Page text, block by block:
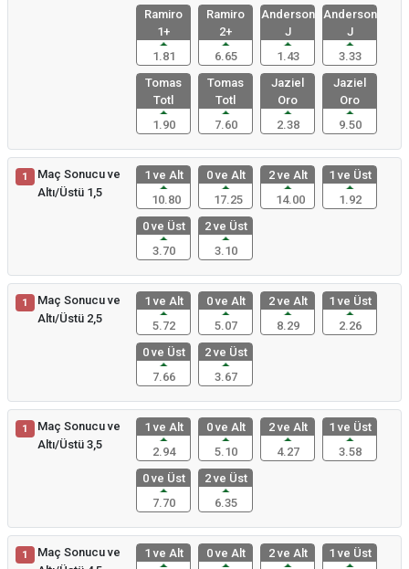
Ramiro
1+
1.81
Ramiro
2+
6.65
Anderson
J
1.43
Anderson
J
3.33
Tomas
Totl
1.90
Tomas
Totl
7.60
Jaziel
Oro
2.38
Jaziel
Oro
9.50
1
Maç Sonucu ve
Altı/Üstü 1,5
1 ve Alt
10.80
0 ve Alt
17.25
2 ve Alt
14.00
1 ve Üst
1.92
0 ve Üst
3.70
2 ve Üst
3.10
1
Maç Sonucu ve
Altı/Üstü 2,5
1 ve Alt
5.72
0 ve Alt
5.07
2 ve Alt
8.29
1 ve Üst
2.26
0 ve Üst
7.66
2 ve Üst
3.67
1
Maç Sonucu ve
Altı/Üstü 3,5
1 ve Alt
2.94
0 ve Alt
5.10
2 ve Alt
4.27
1 ve Üst
3.58
0 ve Üst
7.70
2 ve Üst
6.35
1
Maç Sonucu ve
1 ve Alt
0 ve Alt
2 ve Alt
1 ve Üst